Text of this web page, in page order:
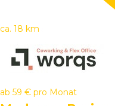
ca. 18 km
ab 59 € pro Monat